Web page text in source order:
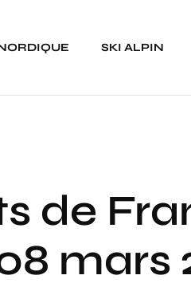
SKI ALPIN
de
mars